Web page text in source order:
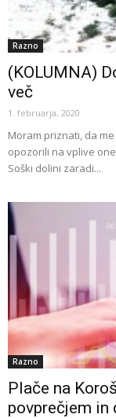
Razno
(KOLUMNA)
več
1. februarja, 2020
Moram priznati, da
opozorili na vplive
Soški dolini zaradi...
Razno
Plače na
povprečjem in